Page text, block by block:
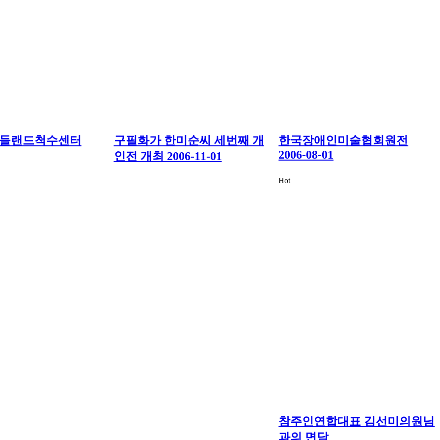
랜드척수센터
구필화가 한미순씨 세번째 개
인전 개최 2006-11-01
한국장애인미술협회원전
2006-08-01
Hot
참주인연합대표 김선미의원님
과의 면담